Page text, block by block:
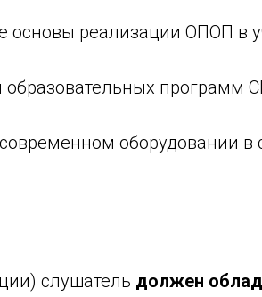
основы реализации ОПОП в
образовательных
оборудовании в
слушатель должен